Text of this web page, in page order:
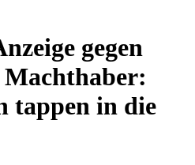
gegen
Machthaber:
tappen in die